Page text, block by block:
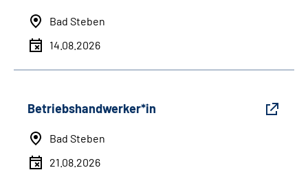
Bad Steben
14.08.2026
Betriebshandwerker*in
Bad Steben
21.08.2026